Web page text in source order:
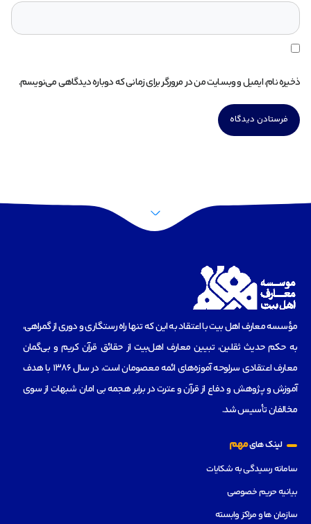
ذخیره نام، ایمیل و وبسایت من در مرورگر برای زمانی که دوباره دیدگاهی می‌نویسم.
مؤسسه‌ معارف اهل بیت با اعتقاد به این که تنها راه رستگاری و دوری از گمراهی،
به حکم حدیث ثقلین، تبیین معارف اهل‌بیت از حقائق قرآن کریم و بی‌گمان
معارف اعتقادی سرلوحه آموزه‌های ائمه معصومان است، در سال 1386 با هدف
آموزش و پژوهش و دفاع از قرآن و عترت در برابر هجمه بی امان شبهات از سوی
مخالفان تأسیس شد.
لینک هایمهم
سامانه رسیدگی به شکایات
بیانیه حریم خصوصی
سازمان ها و مراکز وابسته